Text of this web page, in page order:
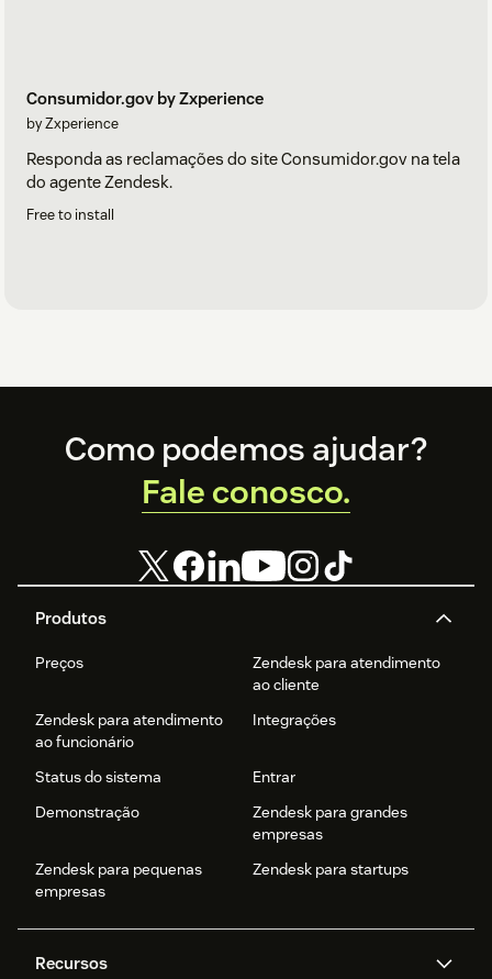
Consumidor.gov by Zxperience
by Zxperience
Responda as reclamações do site Consumidor.gov na tela
do agente Zendesk.
Free to install
Footer
Produtos
Preços
Zendesk para atendimento
ao cliente
Zendesk para atendimento
ao funcionário
Integrações
Status do sistema
Entrar
Demonstração
Zendesk para grandes
empresas
Zendesk para pequenas
empresas
Zendesk para startups
Recursos
Como podemos ajudar?
Fale conosco.